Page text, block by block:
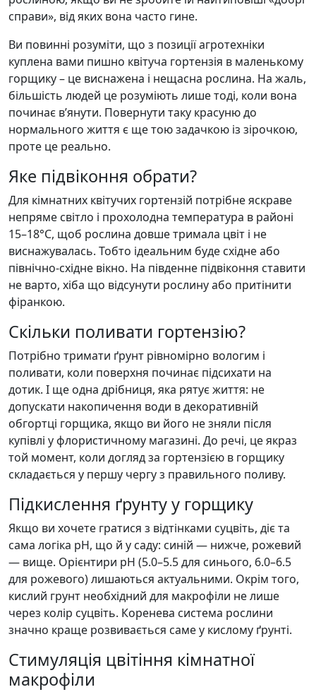
справи», від яких вона часто гине.
Ви повинні розуміти, що з позиції агротехніки
куплена вами пишно квітуча гортензія в маленькому
горщику – це виснажена і нещасна рослина. На жаль,
більшість людей це розуміють лише тоді, коли вона
починає в’янути. Повернути таку красуню до
нормального життя є ще тою задачкою із зірочкою,
проте це реально.
Яке підвіконня обрати?
Для кімнатних квітучих гортензій потрібне яскраве
непряме світло і прохолодна температура в районі
15–18°C, щоб рослина довше тримала цвіт і не
виснажувалась. Тобто ідеальним буде східне або
північно-східне вікно. На південне підвіконня ставити
не варто, хіба що відсунути рослину або притінити
фіранкою.
Скільки поливати гортензію?
Потрібно тримати ґрунт рівномірно вологим і
поливати, коли поверхня починає підсихати на
дотик. І ще одна дрібниця, яка рятує життя: не
допускати накопичення води в декоративній
обгортці горщика, якщо ви його не зняли після
купівлі у флористичному магазині. До речі, це якраз
той момент, коли догляд за гортензією в горщику
складається у першу чергу з правильного поливу.
Підкислення ґрунту у горщику
Якщо ви хочете гратися з відтінками суцвіть, діє та
сама логіка pH, що й у саду: синій — нижче, рожевий
— вище. Орієнтири pH (5.0–5.5 для синього, 6.0–6.5
для рожевого) лишаються актуальними. Окрім того,
кислий грунт необхідний для макрофіли не лише
через колір суцвіть. Коренева система рослини
значно краще розвивається саме у кислому ґрунті.
Стимуляція цвітіння кімнатної
макрофіли